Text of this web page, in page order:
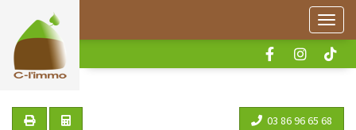
Menu
03 86 96 65 68